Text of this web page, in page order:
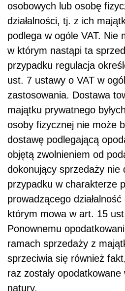
osobowych lub osobę
działalności, tj. z ich
podlega w ogóle VAT. Nie
w którym nastąpi ta
przypadku regulacja
ust. 7 ustawy o VAT w
zastosowania. Dostawa
majątku prywatnego
osoby fizycznej nie może
dostawę podlegającą
objętą zwolnieniem od
dokonujący sprzedaży nie
przypadku w charakterze
prowadzącego
którym mowa w art. 15
Ponownemu
ramach sprzedaży z
sprzeciwia się również
raz zostały
natury.